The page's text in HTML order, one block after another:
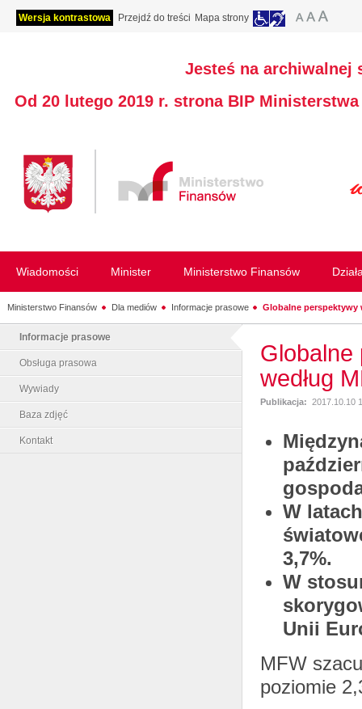
Wersja kontrastowa Przejdź do treści Mapa strony
Jesteś na archiwalnej
Od 20 lutego 2019 r. strona BIP
Wiadomości Minister Ministerstwo Finansów
Ministerstwo Finansów Dla mediów Informacje prasowe Globalne perspektywy
Informacje prasowe
Obsługa prasowa
Wywiady
Baza zdjęć
Kontakt
Globalne
według
Publikacja: 2017.10.10
W
3,7%.
W
Unii
MFW
poziomie